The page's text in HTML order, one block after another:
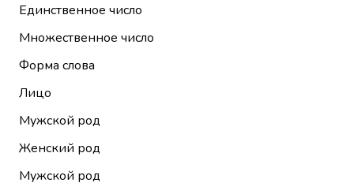
Единственное число
Множественное число
Форма слова
Лицо
Мужской род
Женский род
Мужской род